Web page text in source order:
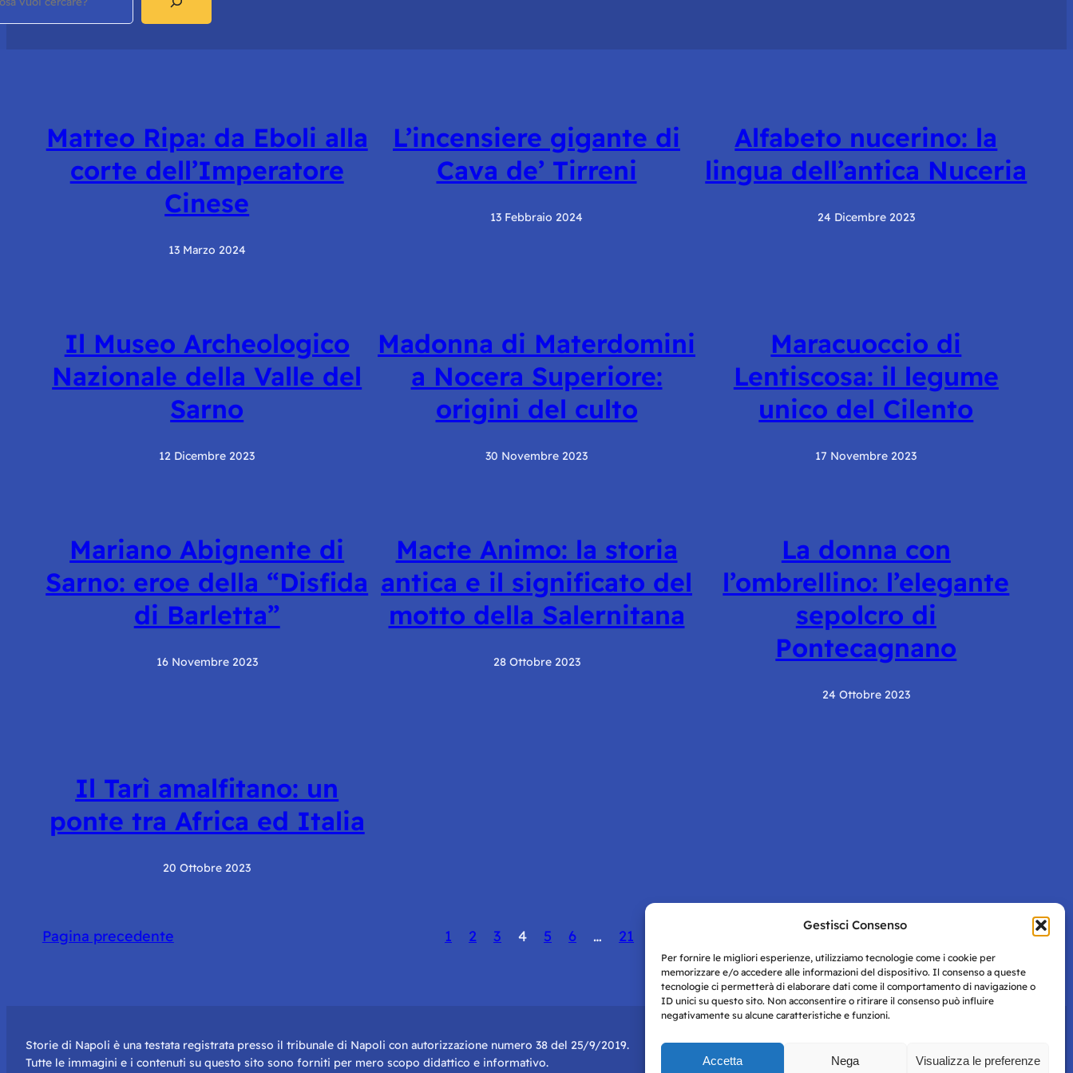
Gestisci Consenso
Per fornire le migliori esperienze, utilizziamo tecnologie come i cookie per
memorizzare e/o accedere alle informazioni del dispositivo. Il consenso a queste
tecnologie ci permetterà di elaborare dati come il comportamento di navigazione o
ID unici su questo sito. Non acconsentire o ritirare il consenso può influire
negativamente su alcune caratteristiche e funzioni.
Accetta Nega Visualizza le preferenze
Matteo Ripa: da Eboli alla
corte dell’Imperatore
Cinese
13 Marzo 2024
L’incensiere gigante di
Cava de’ Tirreni
13 Febbraio 2024
Alfabeto nucerino: la
lingua dell’antica Nuceria
24 Dicembre 2023
Il Museo Archeologico
Nazionale della Valle del
Sarno
12 Dicembre 2023
Madonna di Materdomini
a Nocera Superiore:
origini del culto
30 Novembre 2023
Maracuoccio di
Lentiscosa: il legume
unico del Cilento
17 Novembre 2023
Mariano Abignente di
Sarno: eroe della “Disfida
di Barletta”
16 Novembre 2023
Macte Animo: la storia
antica e il significato del
motto della Salernitana
28 Ottobre 2023
La donna con
l’ombrellino: l’elegante
sepolcro di
Pontecagnano
24 Ottobre 2023
Il Tarì amalfitano: un
ponte tra Africa ed Italia
20 Ottobre 2023
Pagina precedente 1 2 3 4 5 6 … 21
Storie di Napoli è una testata registrata presso il tribunale di Napoli con autorizzazione numero 38 del 25/9/2019.
Tutte le immagini e i contenuti su questo sito sono forniti per mero scopo didattico e informativo.